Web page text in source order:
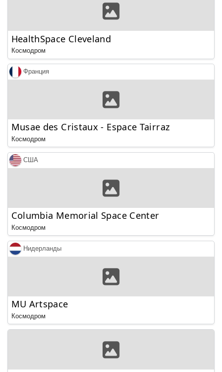
HealthSpace Cleveland
Космодром
Франция
Musae des Cristaux - Espace Tairraz
Космодром
США
Columbia Memorial Space Center
Космодром
Нидерланды
MU Artspace
Космодром